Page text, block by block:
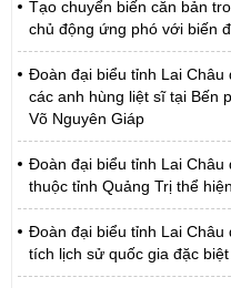
Tạo chuyển biến căn bản
chủ động ứng phó với biến
Đoàn đại biểu tỉnh Lai
các anh hùng liệt sĩ tại Bến
Võ Nguyên Giáp
Đoàn đại biểu tỉnh Lai Châu
thuộc tỉnh Quảng Trị thể
Đoàn đại biểu tỉnh Lai
tích lịch sử quốc gia đặc